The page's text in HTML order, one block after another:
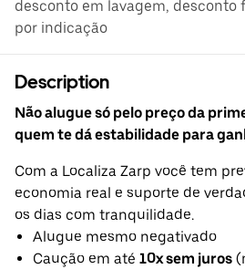
desconto em lavagem, desconto
por indicação
Description
Não alugue só pelo preço da
quem te dá estabilidade para
Com a Localiza Zarp você tem
economia real e suporte de
os dias com tranquilidade.
Alugue mesmo negativado
Caução em até 10x sem juros